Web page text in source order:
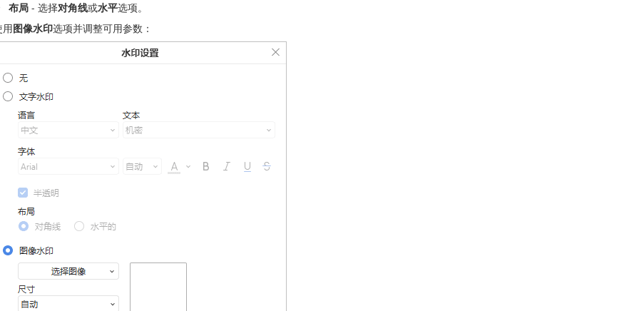
布局 - 选择对角线或水平选项。
用图像水印选项并调整可用参数：